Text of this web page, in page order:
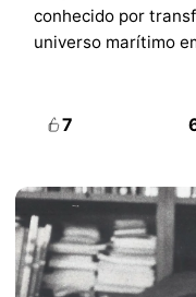
conhecido por
universo marítimo
7